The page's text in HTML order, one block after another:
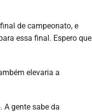
de campeonato, e
essa final. Espero que
elevaria a
A gente sabe da